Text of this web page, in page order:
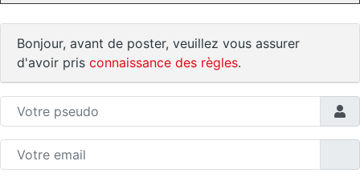
Bonjour, avant de poster, veuillez vous assurer
d'avoir pris connaissance des règles.